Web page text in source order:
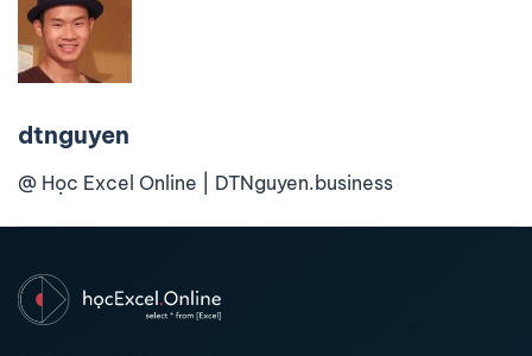
dtnguyen
@ Học Excel Online | DTNguyen.business